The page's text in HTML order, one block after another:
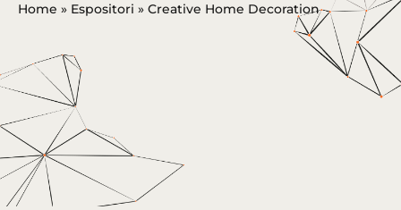
Home » Espositori » Creative Home Decoration